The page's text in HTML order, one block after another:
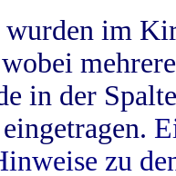
im
in der
zu